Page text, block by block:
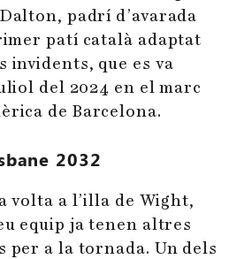
padrí d’avarada
patí català adaptat
invidents, que es va
del 2024 en el marc
de Barcelona.
2032
volta a l’illa de Wight,
equip ja tenen altres
per a la tornada. Un dels